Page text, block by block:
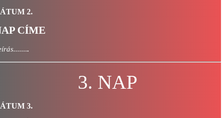
2.
CÍME
.
3. NAP
3.